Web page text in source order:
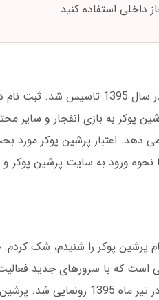
داخلی استفاده کنید.
پرشین پوکر یک پلتفرم شرط بندی
پوکر به بازی انفجار و سایر
دهد. اعتبار پرشین پوکر مورد
نحوه ورود به سایت پرشین
پرشین پوکر را شنیدم، شک
1394 کار خود را شروع کرد. البته